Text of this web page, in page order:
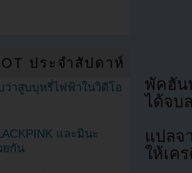
พัคฮัน
ได้จบ
แปล
ให้เค
ประจำสัปดาห์
าสูบบุหรี่ไฟฟ้าในวิดีโอ
และมินะ
ยกัน